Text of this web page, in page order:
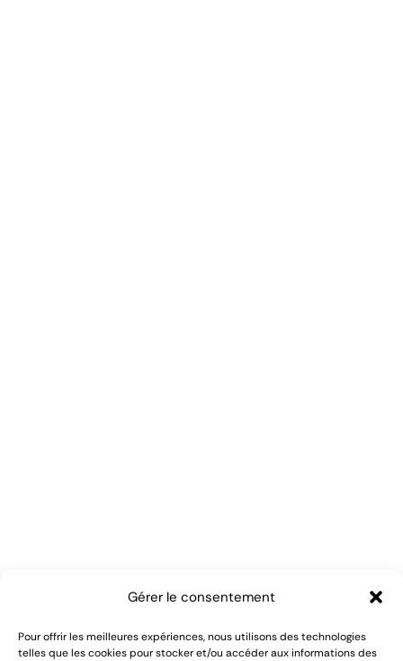
Gérer le consentement
Pour offrir les meilleures expériences, nous utilisons des technologies
telles que les cookies pour stocker et/ou accéder aux informations des